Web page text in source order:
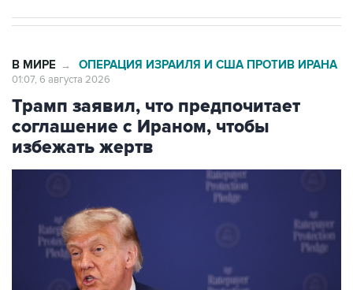
В МИРЕ → ОПЕРАЦИЯ ИЗРАИЛЯ И США ПРОТИВ ИРАНА
01:07, 6 августа 2026
Трамп заявил, что предпочитает
соглашение с Ираном, чтобы
избежать жертв